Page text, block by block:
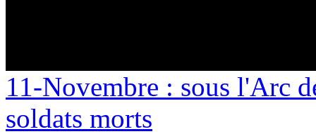
11-Novembre : sous l'Arc
soldats morts